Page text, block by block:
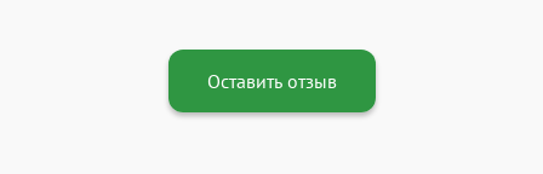
Оставить отзыв